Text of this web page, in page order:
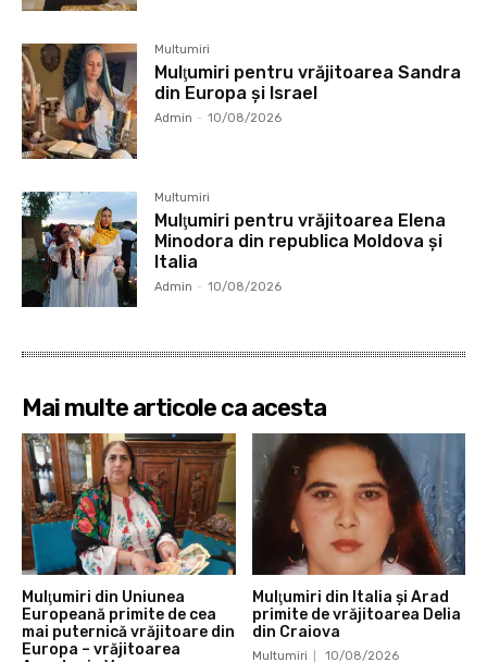
Multumiri
Mulţumiri pentru vrăjitoarea Sandra
din Europa și Israel
Admin - 10/08/2026
Multumiri
Mulţumiri pentru vrăjitoarea Elena
Minodora din republica Moldova și
Italia
Admin - 10/08/2026
Mai multe articole ca acesta
Mulţumiri din Uniunea
Europeană primite de cea
mai puternică vrăjitoare din
Europa – vrăjitoarea
Mulţumiri din Italia și Arad
primite de vrăjitoarea Delia
din Craiova
Multumiri 10/08/2026